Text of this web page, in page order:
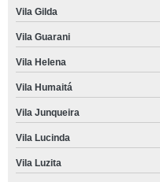
Vila Gilda
Vila Guarani
Vila Helena
Vila Humaitá
Vila Junqueira
Vila Lucinda
Vila Luzita